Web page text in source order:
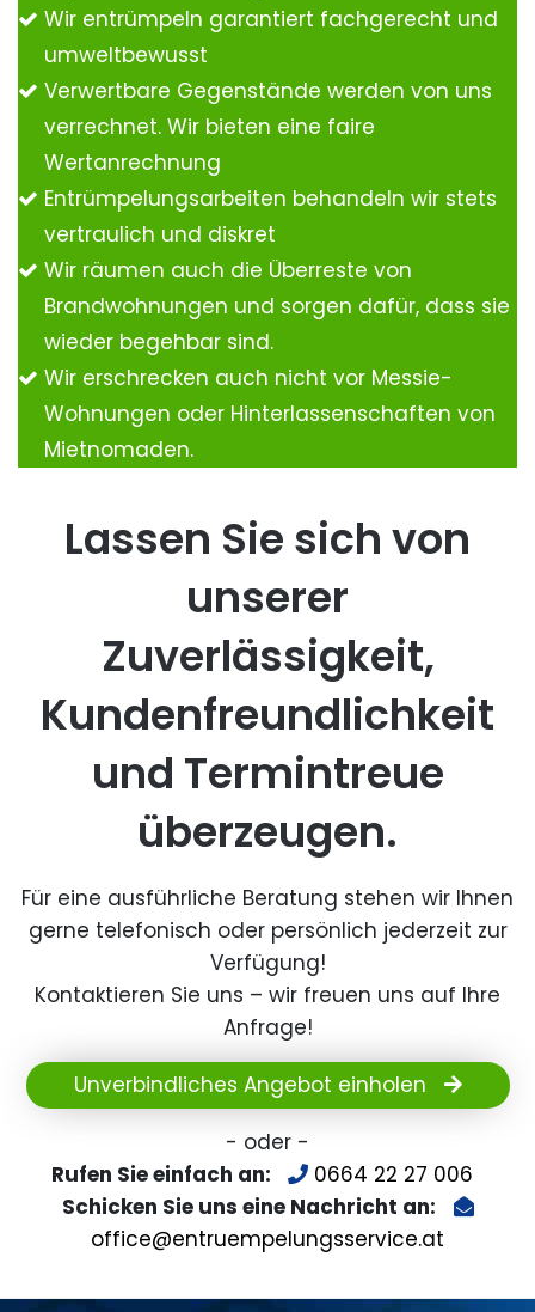
Wir entrümpeln garantiert fachgerecht und
umweltbewusst
Verwertbare Gegenstände werden von uns
verrechnet. Wir bieten eine faire
Wertanrechnung
Entrümpelungsarbeiten behandeln wir stets
vertraulich und diskret
Wir räumen auch die Überreste von
Brandwohnungen und sorgen dafür, dass sie
wieder begehbar sind.
Wir erschrecken auch nicht vor Messie-
Wohnungen oder Hinterlassenschaften von
Mietnomaden.
Lassen Sie sich von
unserer
Zuverlässigkeit,
Kundenfreundlichkeit
und Termintreue
überzeugen.
Für eine ausführliche Beratung stehen wir Ihnen
gerne telefonisch oder persönlich jederzeit zur
Verfügung!
Kontaktieren Sie uns – wir freuen uns auf Ihre
Anfrage!
Unverbindliches Angebot einholen
- oder -
Rufen Sie einfach an:
0664 22 27 006
Schicken Sie uns eine Nachricht an:
office@entruempelungsservice.at